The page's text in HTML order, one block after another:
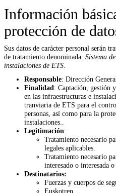
Información
protección de
Sus datos de carácter personal serán
de tratamiento denominada: Sistema
instalaciones de ETS
Responsable: Dirección
Finalidad: Captación, gestión
en las infraestructuras e
tranviaria de ETS para el
personas, así como para la
instalaciones..
Legitimación:
Tratamiento necesario
legales aplicables.
Tratamiento necesario
interesado o interesada
Destinatarios:
Fuerzas y cuerpos de
Euskotren